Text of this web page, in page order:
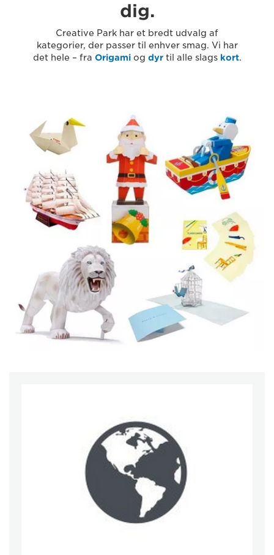
dig.
Creative Park har et bredt udvalg af
kategorier, der passer til enhver smag. Vi har
det hele – fra Origamiog dyrtil alle slags kort.